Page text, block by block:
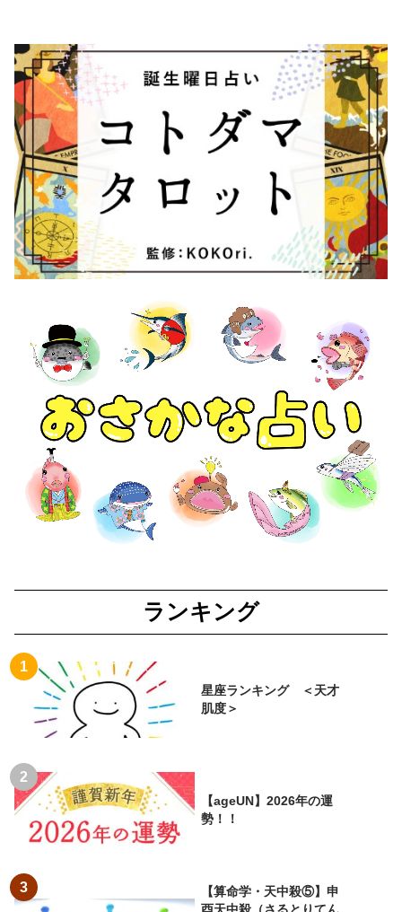
ランキング
星座ランキング ＜天才
肌度＞
【ageUN】2026年の運
勢！！
【算命学・天中殺⑤】申